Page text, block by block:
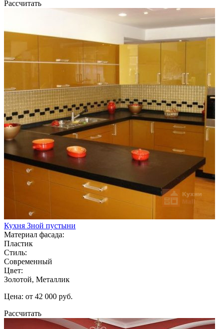
Рассчитать
Кухня Зной пустыни
Материал фасада:
Пластик
Стиль:
Современный
Цвет:
Золотой, Металлик
Цена: от 42 000 руб.
Рассчитать